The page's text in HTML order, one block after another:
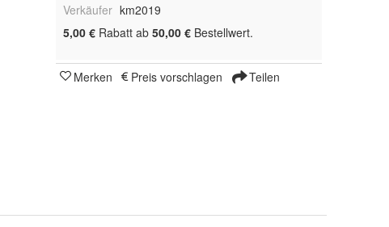
Verkäufer km2019
5,00 € Rabatt ab 50,00 € Bestellwert.
Merken Preis vorschlagen Teilen